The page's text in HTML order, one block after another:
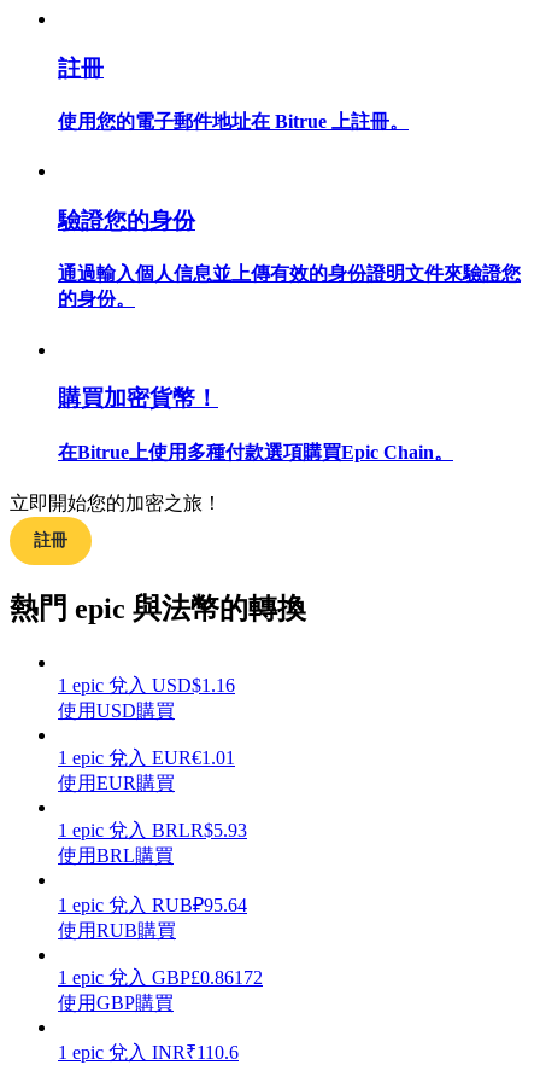
合約功能使用指南
學習如何保持盈利
理財
增值寶
註冊
使用您的電子郵件地址在 Bitrue 上註冊。
驗證您的身份
通過輸入個人信息並上傳有效的身份證明文件來驗證您
的身份。
購買加密貨幣！
在Bitrue上使用多種付款選項購買Epic Chain。
立即開始您的加密之旅！
註冊
熱門 epic 與法幣的轉換
1 epic 兌入 USD$1.16
使用USD購買
1 epic 兌入 EUR€1.01
使用EUR購買
1 epic 兌入 BRLR$5.93
使用BRL購買
1 epic 兌入 RUB₽95.64
使用RUB購買
1 epic 兌入 GBP£0.86172
使用GBP購買
1 epic 兌入 INR₹110.6